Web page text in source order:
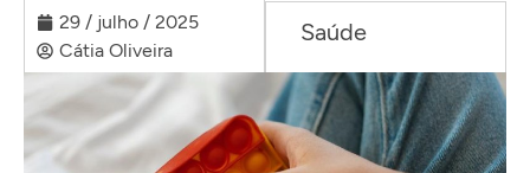
29 / julho / 2025
Cátia Oliveira
Saúde